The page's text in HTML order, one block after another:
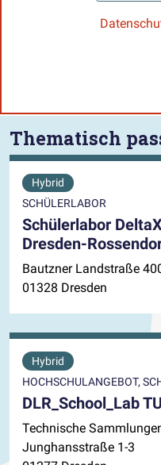
Thematisch
Hybrid
SCHÜLERLABOR
Schülerlabor
Dresden-
Bautzner Landstraße
01328 Dresden
Hybrid
HOCHSCHULANGEBOT,
DLR_School_Lab
Technische
Junghansstraße 1-3